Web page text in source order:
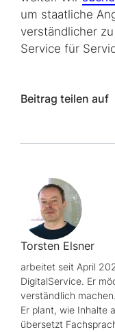
um staatliche
verständlicher
Service für
Beitrag teilen auf
Torsten Elsner
arbeitet seit April
DigitalService. Er
verständlich
Er plant, wie Inhalte
übersetzt